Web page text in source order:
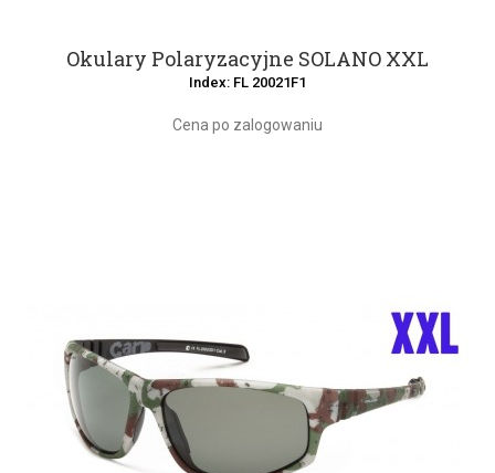
Okulary Polaryzacyjne SOLANO XXL
Index: FL 20021F1
Cena po zalogowaniu